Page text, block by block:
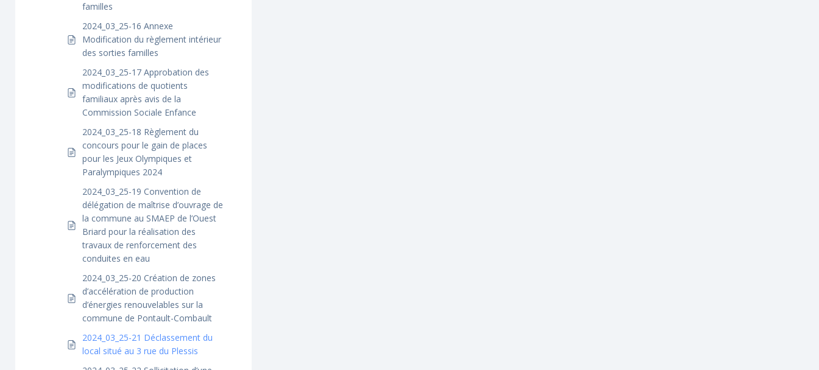
familles
2024_03_25-16 Annexe
Modification du règlement intérieur
des sorties familles
2024_03_25-17 Approbation des
modifications de quotients
familiaux après avis de la
Commission Sociale Enfance
2024_03_25-18 Règlement du
concours pour le gain de places
pour les Jeux Olympiques et
Paralympiques 2024
2024_03_25-19 Convention de
délégation de maîtrise d’ouvrage de
la commune au SMAEP de l’Ouest
Briard pour la réalisation des
travaux de renforcement des
conduites en eau
2024_03_25-20 Création de zones
d’accélération de production
d’énergies renouvelables sur la
commune de Pontault-Combault
2024_03_25-21 Déclassement du
local situé au 3 rue du Plessis